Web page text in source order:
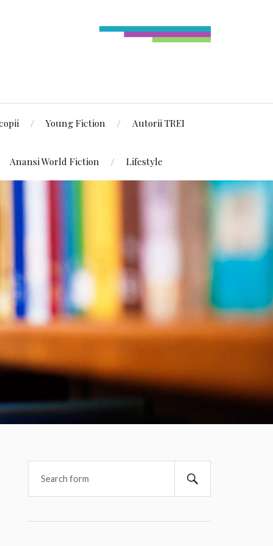
Young Fiction Autorii TREI
Anansi World Fiction Lifestyle